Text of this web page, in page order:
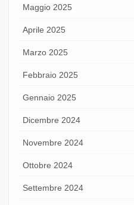
Maggio 2025
Aprile 2025
Marzo 2025
Febbraio 2025
Gennaio 2025
Dicembre 2024
Novembre 2024
Ottobre 2024
Settembre 2024